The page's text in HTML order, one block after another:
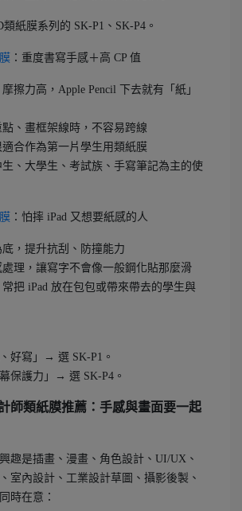
紙膜系列的 SK-P1、SK-P4。
：重度書寫手感＋高 CP 值
擦力高，Apple Pencil 下去就有「紙」
、畫框架線時，不容易跨線
合作為第一片學生用類紙膜
、大學生、考試族、手寫筆記為主的使
：怕摔 iPad 又想要紙感的人
，提升抗刮、防撞能力
理，讓寫字不會像一般鋼化貼那麼滑
把 iPad 放在包包或帶來帶去的學生與
好寫」→ 選 SK-P1。
保護力」→ 選 SK-P4。
師類紙膜推薦：手感與畫面要一起
趣是插畫、漫畫、角色設計、UI/UX、
室內設計、工業設計草圖、攝影後製、
時在意：